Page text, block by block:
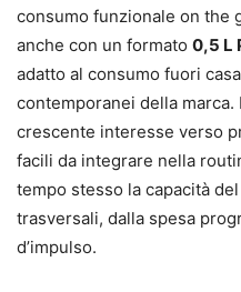
consumo funzionale on the
anche con un formato 0,5 L
adatto al consumo fuori
contemporanei della marca.
crescente interesse verso
facili da integrare nella
tempo stesso la capacità
trasversali, dalla spesa
d’impulso.